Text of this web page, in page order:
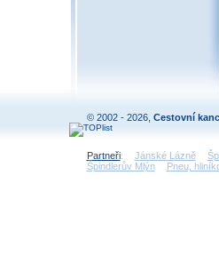
© 2002 - 2026, Cestovní
Partneři: Jánské Lázně
Špindlerův Mlýn
Pneu,